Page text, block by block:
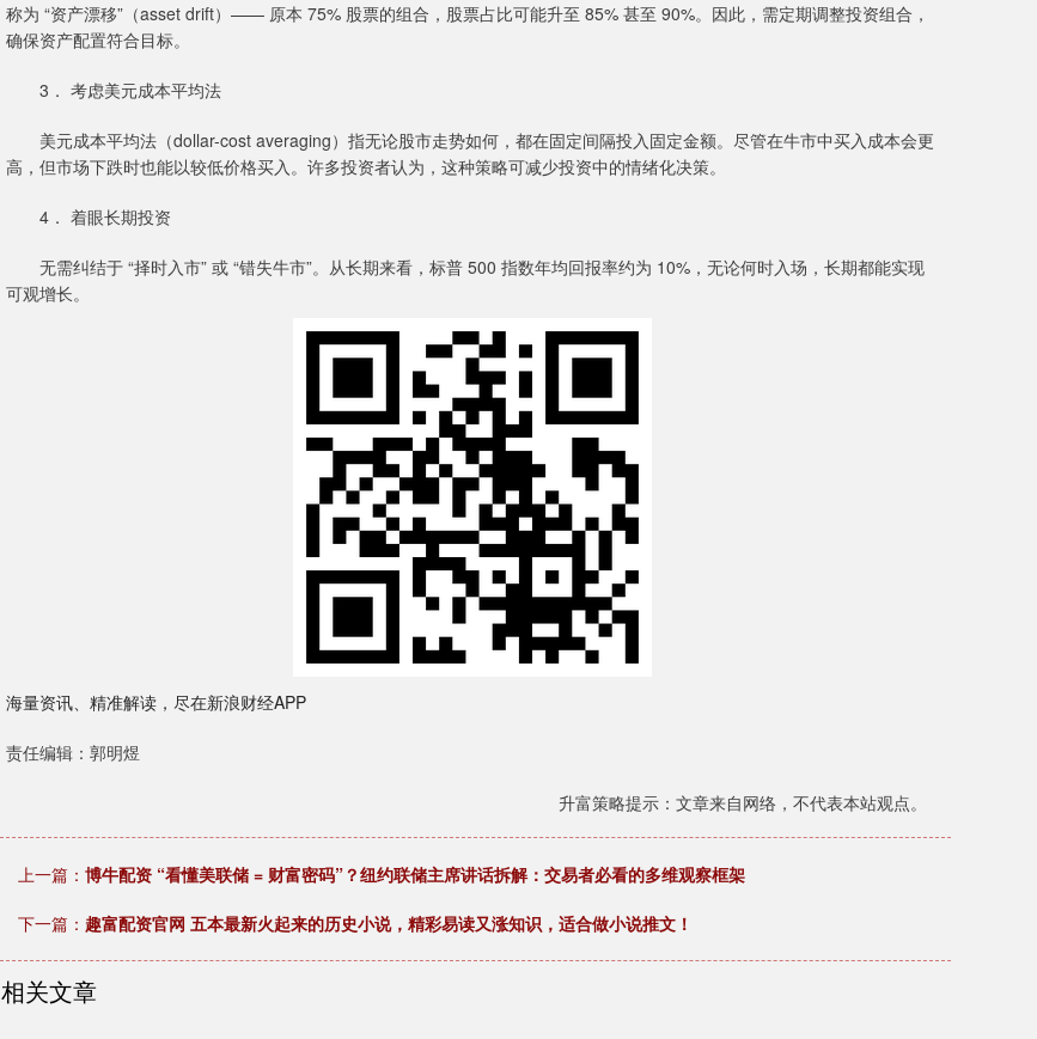
称为 “资产漂移”（asset drift）—— 原本 75% 股票的组合，股票占比可能升至 85% 甚至 90%。因此，需定期调整投资组合，
确保资产配置符合目标。
3． 考虑美元成本平均法
美元成本平均法（dollar-cost averaging）指无论股市走势如何，都在固定间隔投入固定金额。尽管在牛市中买入成本会更
高，但市场下跌时也能以较低价格买入。许多投资者认为，这种策略可减少投资中的情绪化决策。
4． 着眼长期投资
无需纠结于 “择时入市” 或 “错失牛市”。从长期来看，标普 500 指数年均回报率约为 10%，无论何时入场，长期都能实现
可观增长。
海量资讯、精准解读，尽在新浪财经APP
责任编辑：郭明煜
升富策略提示：文章来自网络，不代表本站观点。
上一篇： 博牛配资 “看懂美联储 = 财富密码”？纽约联储主席讲话拆解：交易者必看的多维观察框架
下一篇： 趣富配资官网 五本最新火起来的历史小说，精彩易读又涨知识，适合做小说推文！
相关文章